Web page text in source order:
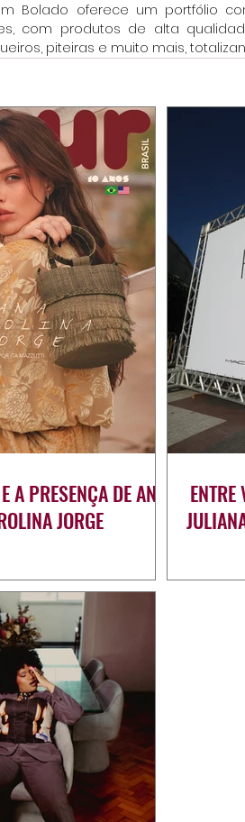
Bolado oferece um portfólio
com produtos de alta
piteiras e muito mais,
A PRESENÇA DE ANA
JORGE
ENTRE